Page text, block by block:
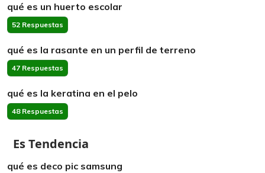
qué es un huerto escolar
52 Respuestas
qué es la rasante en un perfil de terreno
47 Respuestas
qué es la keratina en el pelo
48 Respuestas
Es Tendencia
qué es deco pic samsung